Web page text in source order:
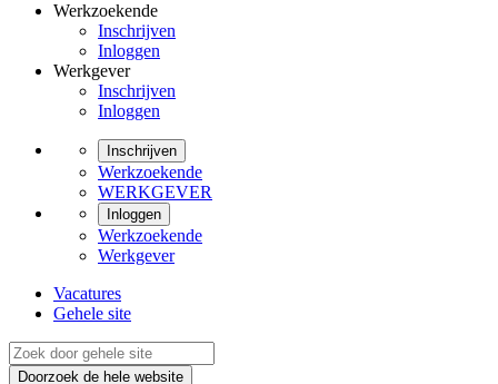
Werkzoekende
Inschrijven
Inloggen
Werkgever
Inschrijven
Inloggen
Inschrijven
Werkzoekende
WERKGEVER
Inloggen
Werkzoekende
Werkgever
Vacatures
Gehele site